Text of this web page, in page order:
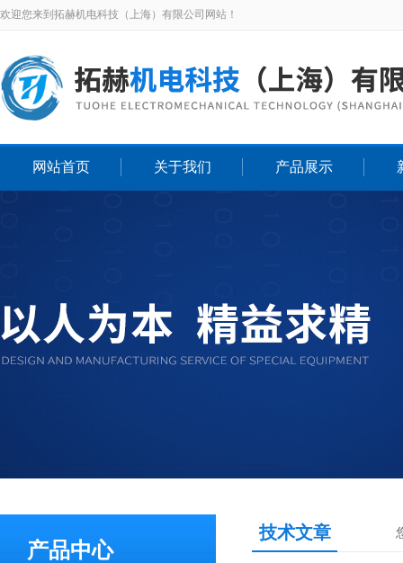
欢迎您来到拓赫机电科技（上海）有限公司网站！
网站首页 关于我们 产品展示
产品中心
技术文章